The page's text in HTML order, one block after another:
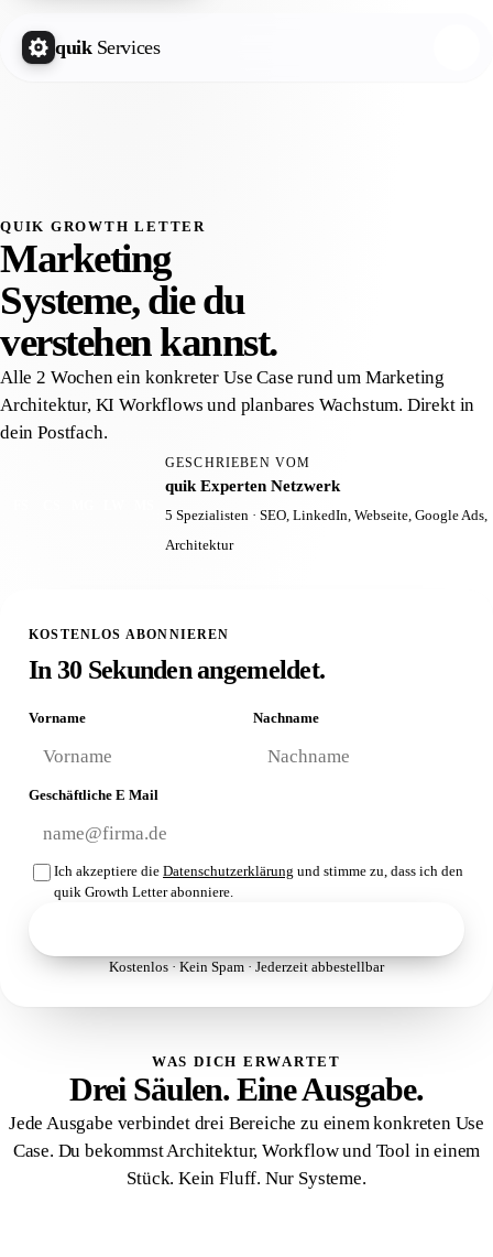
quik Services
QUIK GROWTH LETTER
Marketing
Systeme, die du
verstehenkannst.
Alle 2 Wochen ein konkreter Use Case rund um Marketing
Architektur, KI Workflows und planbares Wachstum. Direkt in
dein Postfach.
GESCHRIEBEN VOM
quik Experten Netzwerk
5 Spezialisten · SEO, LinkedIn, Webseite, Google Ads,
Architektur
KOSTENLOS ABONNIEREN
In 30 Sekunden angemeldet.
Vorname Nachname
Geschäftliche E Mail
Ich akzeptiere die Datenschutzerklärung und stimme zu, dass ich den
quik Growth Letter abonniere.
Kostenlos · Kein Spam · Jederzeit abbestellbar
WAS DICH ERWARTET
Drei Säulen. Eine Ausgabe.
Jede Ausgabe verbindet drei Bereiche zu einem konkreten Use
Case. Du bekommst Architektur, Workflow und Tool in einem
Stück. Kein Fluff. Nur Systeme.